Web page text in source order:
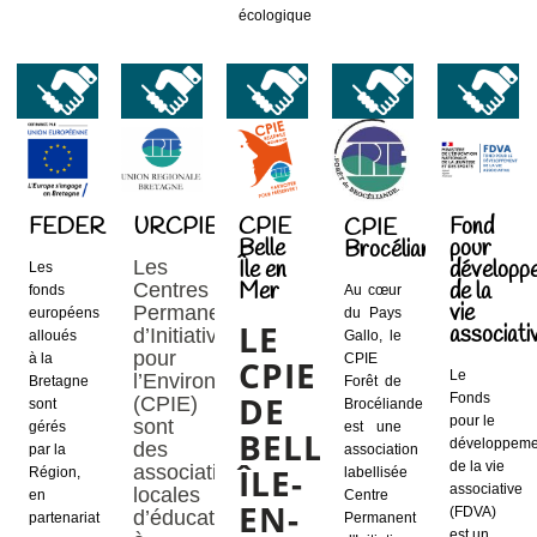
écologique
FEDER
Les
fonds
européens
alloués
à la
Bretagne
sont
gérés
par la
Région,
en
partenariat
URCPIE
Les
Centres
Permanents
d’Initiatives
pour
l’Environnement
(CPIE)
sont
des
associations
locales
d’éducations
CPIE
Belle
Île en
Mer
LE
CPIE
DE
BELLE-
ÎLE-
EN-
CPIE
Brocéliande
Au cœur
du Pays
Gallo, le
CPIE
Forêt de
Brocéliande
est une
association
labellisée
Centre
Permanent
Fond
pour
de la
vie
Le
Fonds
pour le
de la vie
associative
(FDVA)